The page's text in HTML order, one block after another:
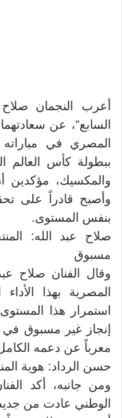
أعرب النجمان صلاح
السابع”، عن
المصري في مباراته
ببطولة كأس العالم
والمكسيك، مؤكدين
وأصبح قادراً على
بنفس المستوى.
صلاح عبد الله:
مسبوق
وقال الفنان صلاح
المصرية بهذا
استمرار هذا
إنجاز غير مسبوق في
معرباً عن دعمه الكامل
حسن الرداد: هوية
ومن جانبه، أكد
الوطني عادت من جديد،